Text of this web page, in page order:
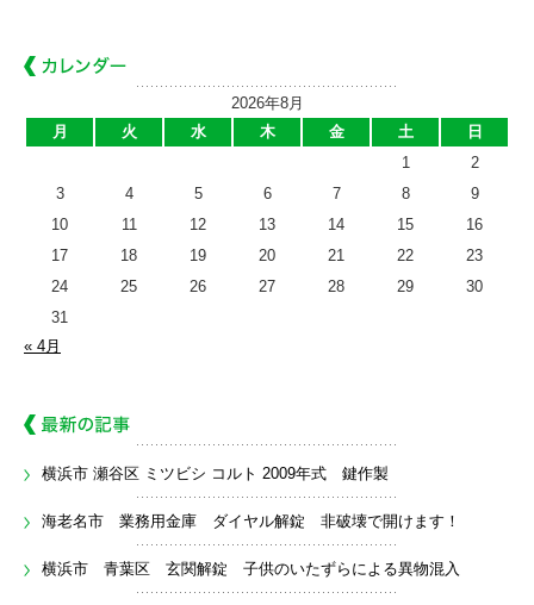
2026年8月
月
火 水 木 金 土
日
1
2
3
4 5 6 7 8
9
10
11 12 13 14 15
16
17
18 19 20 21 22
23
24
25 26 27 28 29
30
31
« 4月
横浜市 瀬谷区 ミツビシ コルト 2009年式 鍵作製
海老名市 業務用金庫 ダイヤル解錠 非破壊で開けます！
横浜市 青葉区 玄関解錠 子供のいたずらによる異物混入